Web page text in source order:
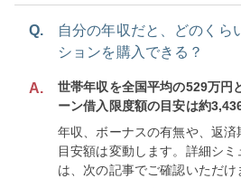
Q.
自分の年収だと、どのくら
ションを購入できる？
A.
世帯年収を全国平均の529万円
ーン借入限度額の目安は約
年収、ボーナスの有無や、返
目安額は変動します。詳細シ
は、次の記事でご確認いただけ